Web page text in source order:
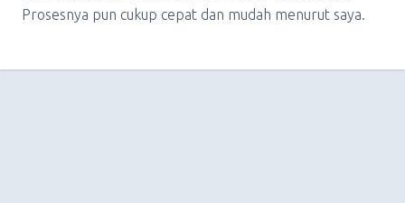
Prosesnya pun cukup cepat dan mudah menurut saya.